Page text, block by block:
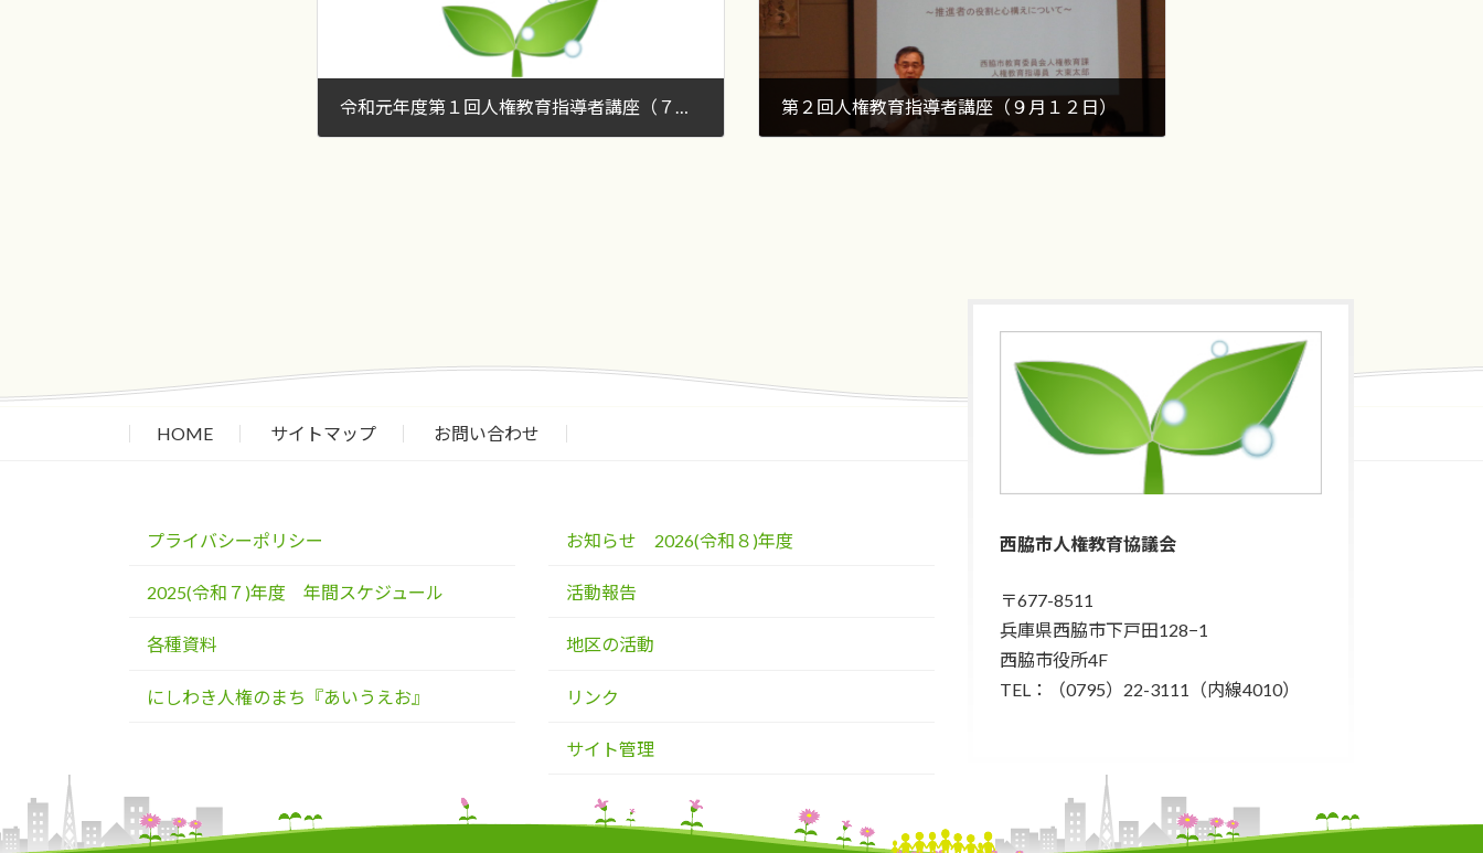
令和元年度第１回人権教育指導者講座（７月２３日） 第２回人権教育指導者講座（９月１２日）
HOME サイトマップ お問い合わせ
プライバシーポリシー
2025(令和７)年度 年間スケジュール
各種資料
にしわき人権のまち『あいうえお』
お知らせ 2026(令和８)年度
活動報告
地区の活動
リンク
サイト管理
西脇市人権教育協議会
〒677-8511
兵庫県西脇市下戸田128−1
西脇市役所4F
TEL：（0795）22-3111（内線4010）